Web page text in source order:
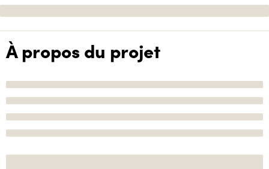
À propos du projet